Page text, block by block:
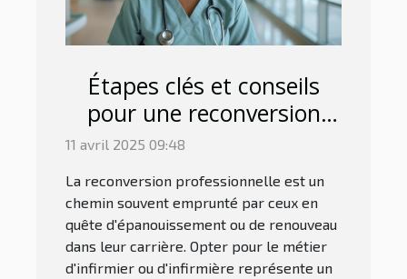
Étapes clés et conseils
pour une reconversion
réussie en
11 avril 2025 09:48
La reconversion professionnelle est un
chemin souvent emprunté par ceux en
quête d'épanouissement ou de renouveau
dans leur carrière. Opter pour le métier
d'infirmier ou d'infirmière représente un